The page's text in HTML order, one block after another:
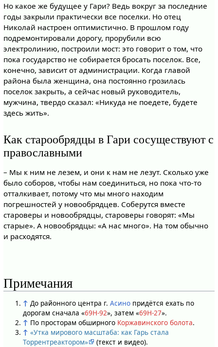
Но какое же будущее у Гари? Ведь вокруг за последние
годы закрыли практически все поселки. Но отец
Николай настроен оптимистично. В прошлом году
подремонтировали дорогу, прорубили всю
электролинию, построили мост: это говорит о том, что
пока государство не собирается бросать поселок. Все,
конечно, зависит от администрации. Когда главой
района была женщина, она постоянно грозилась
поселок закрыть, а сейчас новый руководитель,
мужчина, твердо сказал: «Никуда не поедете, будете
здесь жить».
Как старообрядцы в Гари сосуществуют с
православными
– Мы к ним не лезем, и они к нам не лезут. Сколько уже
было соборов, чтобы нам соединиться, но пока что-то
отталкивает, потому что мы много находим
погрешностей у новообрядцев. Соберутся вместе
староверы и новообрядцы, староверы говорят: «Мы
старые». А новообрядцы: «А нас много». На том обычно
и расходятся.
Примечания
↑ До районного центра г. Асинопридётся ехать по
дорогам сначала «69Н-92», затем «69Н-27».
↑ По просторам обширного Коржавинского болота.
↑ «Утка мирового масштаба: как Гарь стала
Торрентреактором»
(текст и видео).